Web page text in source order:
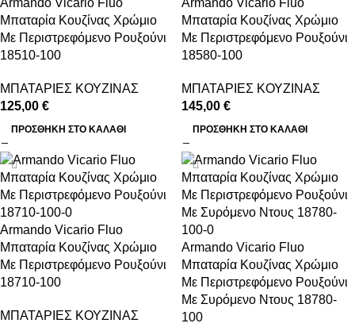
Μπαταρία Κουζίνας Χρώμιο
Με Περιστρεφόμενο Ρουξούνι
18510-100
ΜΠΑΤΑΡΙΕΣ ΚΟΥΖΙΝΑΣ
125,00 €
ΠΡΟΣΘΉΚΗ ΣΤΟ ΚΑΛΆΘΙ
Μπαταρία Κουζίνας Χρώμιο
Με Περιστρεφόμενο Ρουξούνι
18580-100
ΜΠΑΤΑΡΙΕΣ ΚΟΥΖΙΝΑΣ
145,00 €
ΠΡΟΣΘΉΚΗ ΣΤΟ ΚΑΛΆΘΙ
Armando Vicario Fluo
Μπαταρία Κουζίνας Χρώμιο
Με Περιστρεφόμενο Ρουξούνι
18710-100
ΜΠΑΤΑΡΙΕΣ ΚΟΥΖΙΝΑΣ
Armando Vicario Fluo
Μπαταρία Κουζίνας Χρώμιο
Με Περιστρεφόμενο Ρουξούνι
Με Συρόμενο Ντους 18780-
100